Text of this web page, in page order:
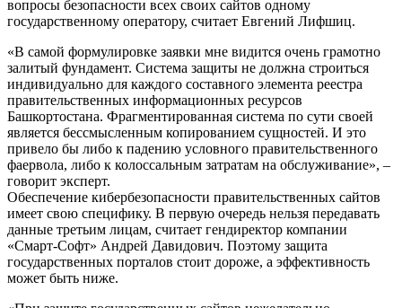
вопросы безопасности всех своих сайтов одному
государственному оператору, считает Евгений Лифшиц.
«В самой формулировке заявки мне видится очень грамотно
залитый фундамент. Система защиты не должна строиться
индивидуально для каждого составного элемента реестра
правительственных информационных ресурсов
Башкортостана. Фрагментированная система по сути своей
является бессмысленным копированием сущностей. И это
привело бы либо к падению условного правительственного
фаервола, либо к колоссальным затратам на обслуживание», –
говорит эксперт.
Обеспечение кибербезопасности правительственных сайтов
имеет свою специфику. В первую очередь нельзя передавать
данные третьим лицам, считает гендиректор компании
«Смарт-Софт» Андрей Давидович. Поэтому защита
государственных порталов стоит дороже, а эффективность
может быть ниже.